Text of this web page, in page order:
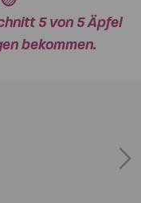
5 von 5 Äpfel
bekommen.
Next